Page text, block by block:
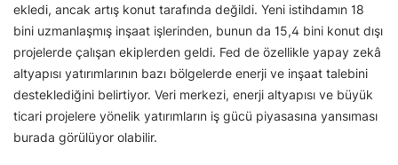
ekledi, ancak artış konut tarafında değildi. Yeni istihdamın 18
bini uzmanlaşmış inşaat işlerinden, bunun da 15,4 bini konut dışı
projelerde çalışan ekiplerden geldi. Fed de özellikle yapay zekâ
altyapısı yatırımlarının bazı bölgelerde enerji ve inşaat talebini
desteklediğini belirtiyor. Veri merkezi, enerji altyapısı ve büyük
ticari projelere yönelik yatırımların iş gücü piyasasına yansıması
burada görülüyor olabilir.